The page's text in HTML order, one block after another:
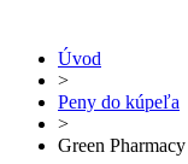
Úvod
>
Peny do kúpeľa
>
Green